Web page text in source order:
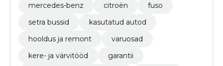
mercedes-benz
citroën
fuso
setra bussid
kasutatud autod
hooldus ja remont
varuosad
kere- ja värvitööd
garantii